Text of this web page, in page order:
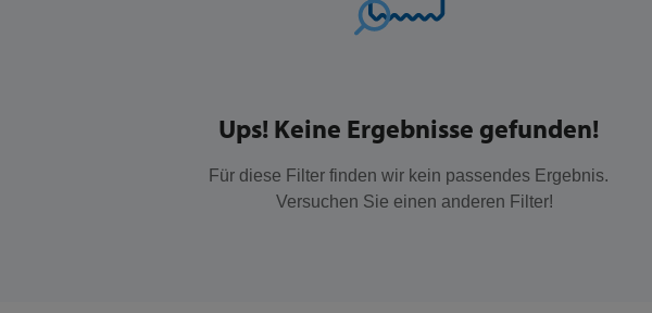
Ups! Keine Ergebnisse gefunden!
Für diese Filter finden wir kein passendes Ergebnis.
Versuchen Sie einen anderen Filter!